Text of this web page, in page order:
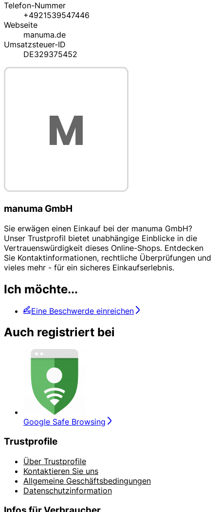
Telefon-Nummer
+4921539547446
Webseite
manuma.de
Umsatzsteuer-ID
DE329375452
manuma GmbH
Sie erwägen einen Einkauf bei der manuma GmbH?
Unser Trustprofil bietet unabhängige Einblicke in die
Vertrauenswürdigkeit dieses Online-Shops. Entdecken
Sie Kontaktinformationen, rechtliche Überprüfungen und
vieles mehr - für ein sicheres Einkaufserlebnis.
Ich möchte...
Eine Beschwerde einreichen
Auch registriert bei
Google Safe Browsing
Trustprofile
Über Trustprofile
Kontaktieren Sie uns
Allgemeine Geschäftsbedingungen
Datenschutzinformation